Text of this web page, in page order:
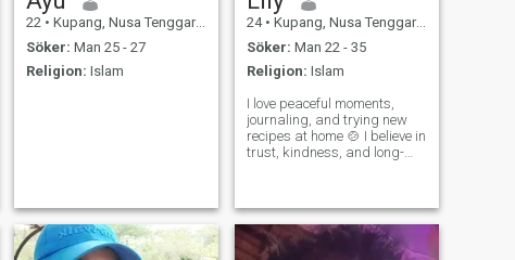
22 • Kupang, Nusa Tenggara Timur, Indonesien
Söker: Man 25 - 27
Religion: Islam
24 • Kupang, Nusa Tenggara Timur, Indonesien
Söker: Man 22 - 35
Religion: Islam
I love peaceful moments,
journaling, and trying new
recipes at home 🍲 I believe in
trust, kindness, and long-
mood fun. From deep
conversations to random
daily stories, I